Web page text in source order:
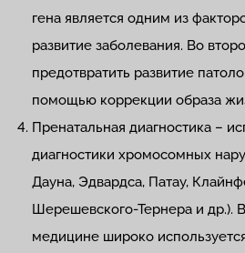
гена является одним из
развитие заболевания. Во
предотвратить развитие
помощью коррекции образа
Пренатальная диагностика –
диагностики хромосомных
Дауна, Эдвардса, Патау,
Шерешевского-Тернера и др.).
медицине широко